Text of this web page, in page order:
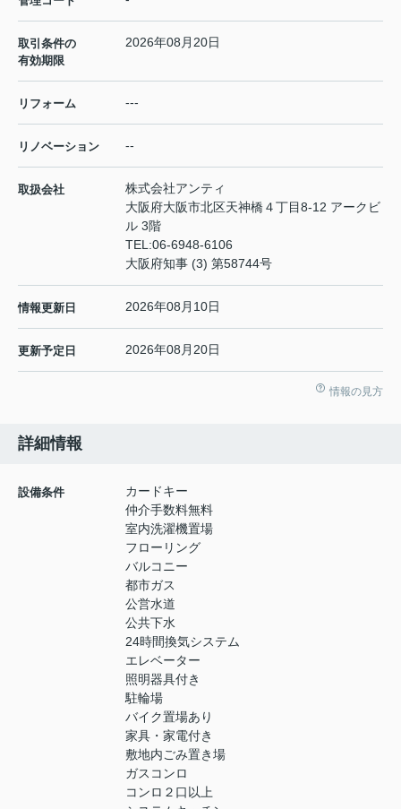
取引条件の
有効期限
2026年08月20日
リフォーム ---
リノベーション --
取扱会社
株式会社アンティ
大阪府大阪市北区天神橋４丁目8-12 アークビ
ル 3階
TEL:06-6948-6106
大阪府知事 (3) 第58744号
情報更新日 2026年08月10日
更新予定日 2026年08月20日
情報の見方
詳細情報
設備条件
カードキー
仲介手数料無料
室内洗濯機置場
フローリング
バルコニー
都市ガス
公営水道
公共下水
24時間換気システム
エレベーター
照明器具付き
駐輪場
バイク置場あり
家具・家電付き
敷地内ごみ置き場
ガスコンロ
コンロ２口以上